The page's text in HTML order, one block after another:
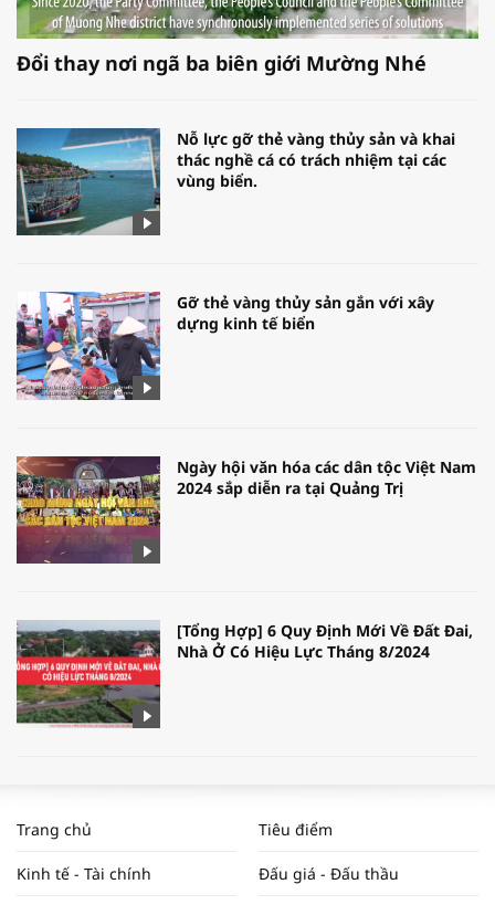
Đổi thay nơi ngã ba biên giới Mường Nhé
Nỗ lực gỡ thẻ vàng thủy sản và khai
thác nghề cá có trách nhiệm tại các
vùng biển.
Gỡ thẻ vàng thủy sản gắn với xây
dựng kinh tế biển
Ngày hội văn hóa các dân tộc Việt Nam
2024 sắp diễn ra tại Quảng Trị
[Tổng Hợp] 6 Quy Định Mới Về Đất Đai,
Nhà Ở Có Hiệu Lực Tháng 8/2024
NAM NĂM 2024 VÀ NĂM 2025 | NHỊP
ĐẬP THỊ TRƯỜNG #62
Trang chủ Tiêu điểm
Kinh tế - Tài chính Đấu giá - Đấu thầu